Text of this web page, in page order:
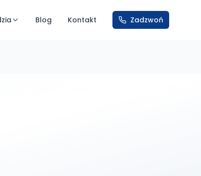
Blog Kontakt Zadzwoń